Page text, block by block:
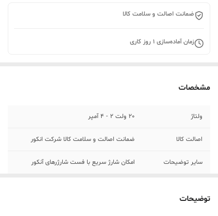
ضمانت اصالت و سلامت کالا
زمان آماده‌سازی 1 روز کاری
مشخصات
ولتاژ 20 ولت 2 - 4 آمپر
اصالت کالا ضمانت اصالت و سلامت کالا شرکت انکور
سایر توضیحات امکان شارژ سریع با فست شارژرهای آنکور
توضیحات